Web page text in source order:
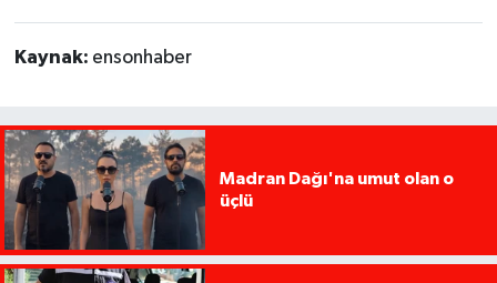
Kaynak: ensonhaber
Madran Dağı'na umut olan o
üçlü